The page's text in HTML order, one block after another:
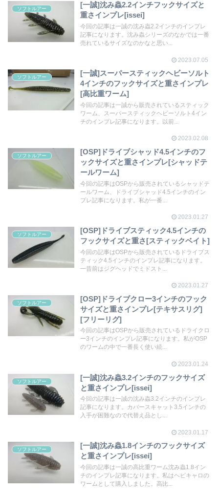
ソフトルアー
[一誠]沈み蟲2.2インチフックサイズと
重さインプレ[issei]
今回の記事は一誠の沈み蟲2.2インチのインプレ
記事になります。沈み蟲シリーズのなかでは一番
売れているサイズなのかなと思い...
2023.07.05
ソフトルアー
[一誠]スーパースティックヘビーソルト
4インチのフックサイズと重さインプレ
[高比重ワーム]
今回の記事は一誠から販売されているスティック
ワーム、スーパースティックヘビーソルト4イン
チのインプレ記事になります。以前...
2023.02.08
ソフトルアー
[OSP]ドライブシャッド4.5インチのフ
ックサイズと重さインプレ[シャッドテ
ールワーム]
今回の記事はOSPから販売されているシャッドテ
ールワーム、ドライブシャッド4.5インチのイン
プレ記事になります。私が一番...
2023.01.27
ソフトルアー
[OSP]ドライブスティック4.5インチの
フックサイズと重さ[スティックベイト]
今回の記事はOSPから販売されているドライブス
ティック4.5インチのインプレ記事になります。
一昔前はジグヘッドでミドスト...
2023.01.27
ソフトルアー
[OSP]ドライブクロー3インチのフック
サイズと重さインプレ[テキサスリグ]
[フリーリグ]
今回の記事はOSPから販売されているドライクロ
ー3インチのインプレ記事になります。私がOSP
のワームの中で一番長く使い続...
2023.01.24
ソフトルアー
[一誠]沈み蟲3.2インチのフックサイズ
と重さインプレ[issei]
今回の記事は一誠の沈み蟲3.2インチのインプレ
記事になります。カバースキャット3.5インチの
入手が困難なので代替え品とし...
2023.01.17
ソフトルアー
[一誠]沈み蟲1.8インチのフックサイズ
と重さインプレ[issei]
今回の記事は一誠の高比重ワーム沈み蟲1.8イン
チのインプレ記事になります。私はヘビキャロの
ワームとして購入しました。高比...